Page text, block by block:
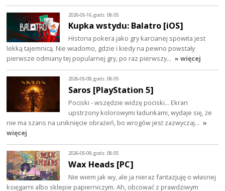
2026-05-16, godz. 08:05
Kupka wstydu: Balatro [iOS]
Historia pokera jako gry karcianej spowita jest
lekką tajemnicą. Nie wiadomo, gdzie i kiedy na pewno powstały
pierwsze odmiany tej popularnej gry, po raz pierwszy… » więcej
2026-05-09, godz. 08:05
Saros [PlayStation 5]
Pociski - wszędzie widzę pociski... Ekran
upstrzony kolorowymi ładunkami, wydaje się, że
nie ma szans na uniknięcie obrażeń, bo wrogów jest zazwyczaj… »
więcej
2026-05-09, godz. 08:05
Wax Heads [PC]
Nie wiem jak wy, ale ja nieraz fantazjuję o własnej
księgarni albo sklepie papierniczym. Ah, obcować z prawdziwym